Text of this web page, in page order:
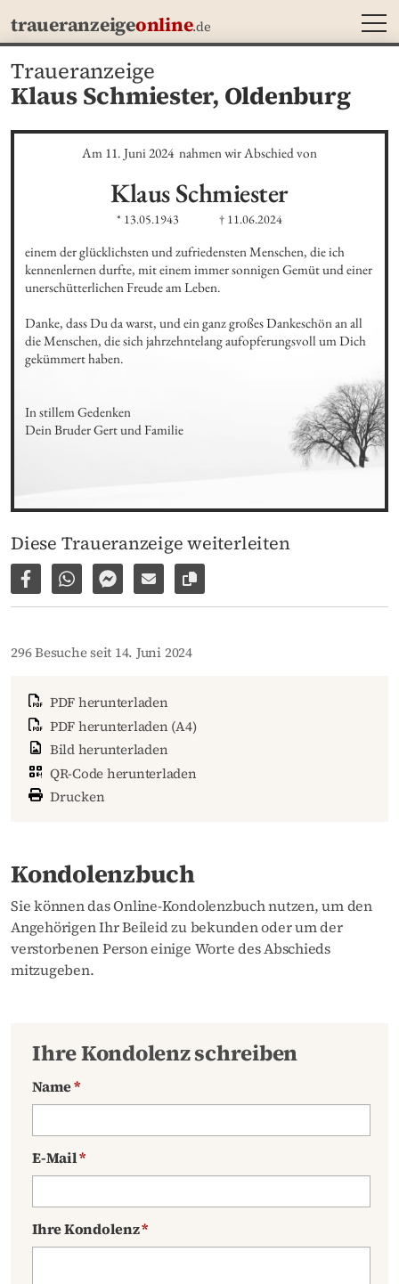
traueranzeigeonline.de
Traueranzeige
Klaus Schmiester, Oldenburg
Am 11. Juni 2024  nahmen wir Abschied von
KlausSchmiester
* 13.05.1943 † 11.06.2024
einem der glücklichsten und zufriedensten Menschen, die ich
kennenlernen durfte, mit einem immer sonnigen Gemüt und einer
unerschütterlichen Freude am Leben.
Danke, dass Du da warst, und ein ganz großes Dankeschön an all
die Menschen, die sich jahrzehntelang aufopferungsvoll um Dich
gekümmert haben.
In stillem Gedenken
Dein Bruder Gert und Familie
Diese Traueranzeige weiterleiten
Auf Facebook teilen
Per WhatsApp weiterleiten
Per Facebook Messenger weiterleiten
Per E-Mail versenden
Link zur Seite kopieren
296 Besuche seit 14. Juni 2024
PDF herunterladen
PDF herunterladen (A4)
Bild herunterladen
QR-Code herunterladen
Drucken
Kondolenzbuch
Sie können das Online-Kondolenzbuch nutzen, um den
Angehörigen Ihr Beileid zu bekunden oder um der
verstorbenen Person einige Worte des Abschieds
mitzugeben.
Ihre Kondolenz schreiben
Name*
E-Mail*
Ihre Kondolenz*